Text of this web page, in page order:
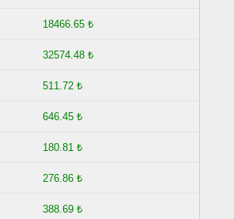
18466.65 ₺
32574.48 ₺
511.72 ₺
646.45 ₺
180.81 ₺
276.86 ₺
388.69 ₺